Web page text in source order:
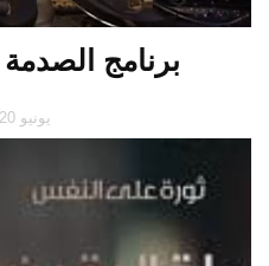
برنامج الصدمة 2 – الحلقة 25
يونيو 20, 2017